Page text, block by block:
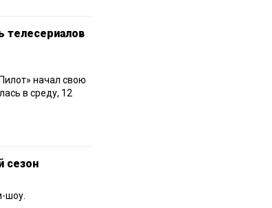
телесериалов
начал свою
в среду, 12
сезон
шоу.